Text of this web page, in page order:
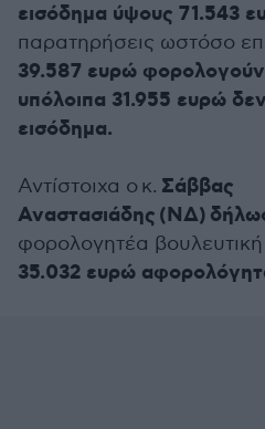
εισόδημα ύψους 71.543
παρατηρήσεις ωστόσο
39.587 ευρώ
υπόλοιπα 31.955 ευρώ
εισόδημα.
Αντίστοιχα ο κ. Σάββας
Αναστασιάδης (ΝΔ)
φορολογητέα
35.032 ευρώ